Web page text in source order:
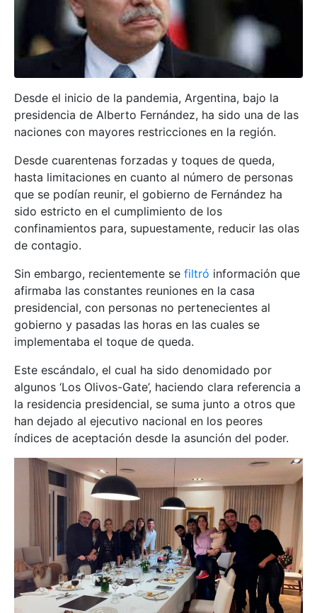
Desde el inicio de la pandemia, Argentina, bajo la
presidencia de Alberto Fernández, ha sido una de las
naciones con mayores restricciones en la región.
Desde cuarentenas forzadas y toques de queda,
hasta limitaciones en cuanto al número de personas
que se podían reunir, el gobierno de Fernández ha
sido estricto en el cumplimiento de los
confinamientos para, supuestamente, reducir las olas
de contagio.
Sin embargo, recientemente se filtró información que
afirmaba las constantes reuniones en la casa
presidencial, con personas no pertenecientes al
gobierno y pasadas las horas en las cuales se
implementaba el toque de queda.
Este escándalo, el cual ha sido denomidado por
algunos ‘Los Olivos-Gate’, haciendo clara referencia a
la residencia presidencial, se suma junto a otros que
han dejado al ejecutivo nacional en los peores
índices de aceptación desde la asunción del poder.